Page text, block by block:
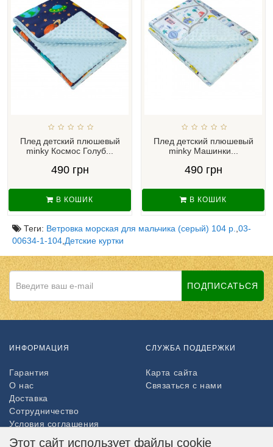
Плед детский плюшевый
minky Космос Голуб...
490 грн
В КОШИК
Плед детский плюшевый
minky Машинки...
490 грн
В КОШИК
Теги: Ветровка морская для мальчика (серый) 104 р. 03-
00634-1-104 Детские куртки
ПОДПИСАТЬСЯ
ИНФОРМАЦИЯ
Гарантия
О нас
Доставка
Сотрудничество
Условия соглашения
Возврат товара
СЛУЖБА ПОДДЕРЖКИ
Карта сайта
Связаться с нами
Этот сайт использует файлы cookie